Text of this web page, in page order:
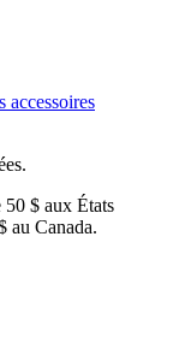
accessoires
50 $ aux États
au Canada.